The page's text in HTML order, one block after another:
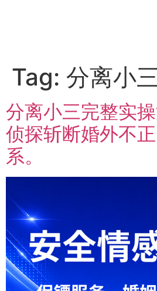
Tag: 分离小
分离小三完整实
侦探斩断婚外不
系。